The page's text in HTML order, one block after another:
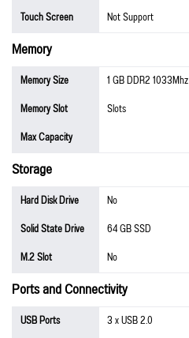
Touch Screen
Not Support
Memory
Memory Size
1 GB DDR2 1033Mhz
Memory Slot
Slots
Max Capacity
Storage
Hard Disk Drive
No
Solid State Drive
64 GB SSD
M.2 Slot
No
Ports and Connectivity
USB Ports
3 x USB 2.0